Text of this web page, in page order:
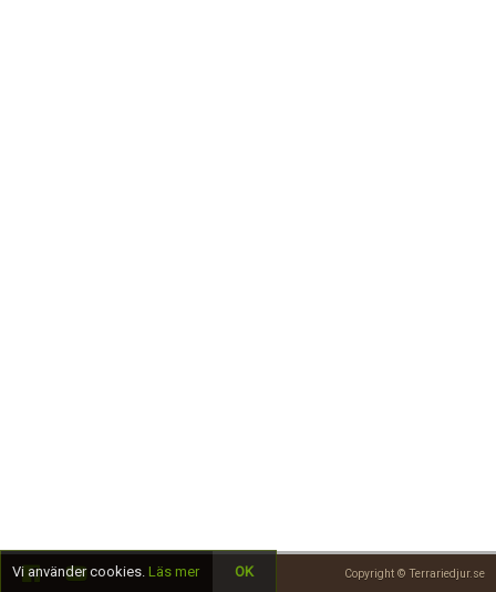
Copyright © Terrariedjur.se
Vi använder cookies. Läs mer OK